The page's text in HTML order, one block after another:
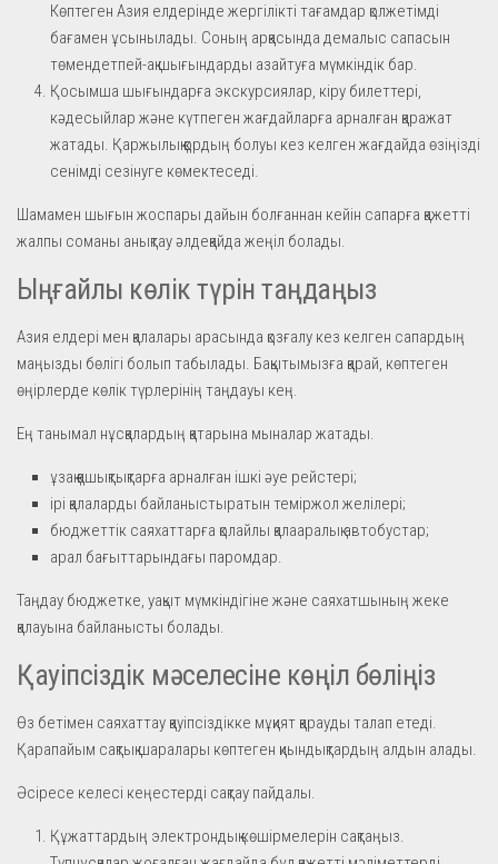
Көптеген Азия елдерінде жергілікті тағамдар қолжетімді
бағамен ұсынылады. Соның арқасында демалыс сапасын
төмендетпей-ақ шығындарды азайтуға мүмкіндік бар.
Қосымша шығындарға экскурсиялар, кіру билеттері,
кәдесыйлар және күтпеген жағдайларға арналған қаражат
жатады. Қаржылық қордың болуы кез келген жағдайда өзіңізді
сенімді сезінуге көмектеседі.
Шамамен шығын жоспары дайын болғаннан кейін сапарға қажетті
жалпы соманы анықтау әлдеқайда жеңіл болады.
Ыңғайлы көлік түрін таңдаңыз
Азия елдері мен қалалары арасында қозғалу кез келген сапардың
маңызды бөлігі болып табылады. Бақытымызға қарай, көптеген
өңірлерде көлік түрлерінің таңдауы кең.
Ең танымал нұсқалардың қатарына мыналар жатады.
ұзақ қашықтықтарға арналған ішкі әуе рейстері;
ірі қалаларды байланыстыратын теміржол желілері;
бюджеттік саяхаттарға қолайлы қалааралық автобустар;
арал бағыттарындағы паромдар.
Таңдау бюджетке, уақыт мүмкіндігіне және саяхатшының жеке
қалауына байланысты болады.
Қауіпсіздік мәселесіне көңіл бөліңіз
Өз бетімен саяхаттау қауіпсіздікке мұқият қарауды талап етеді.
Қарапайым сақтық шаралары көптеген қиындықтардың алдын алады.
Әсіресе келесі кеңестерді сақтау пайдалы.
Құжаттардың электрондық көшірмелерін сақтаңыз.